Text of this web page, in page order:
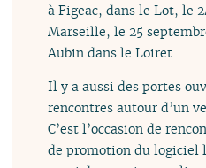
à Figeac, dans le Lot, le
Marseille, le 25
Aubin dans le Loiret.
Il y a aussi des portes
rencontres autour d’un
C’est l’occasion de
de promotion du logiciel